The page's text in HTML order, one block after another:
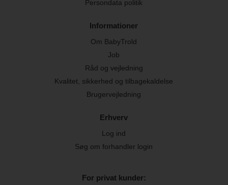
Persondata politik
Informationer
Om BabyTrold
Job
Råd og vejledning
Kvalitet, sikkerhed og tilbagekaldelse
Brugervejledning
Erhverv
Log ind
Søg om forhandler login
For privat kunder: